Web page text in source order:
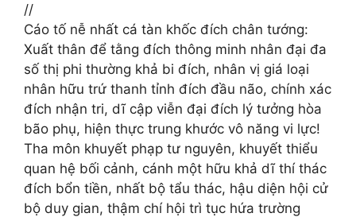
//
Cáo tố nễ nhất cá tàn khốc đích chân tướng:
Xuất thân để tằng đích thông minh nhân đại đa
số thị phi thường khả bi đích, nhân vị giá loại
nhân hữu trứ thanh tỉnh đích đầu não, chính xác
đích nhận tri, dĩ cập viễn đại đích lý tưởng hòa
bão phụ, hiện thực trung khước vô năng vi lực!
Tha môn khuyết phạp tư nguyên, khuyết thiểu
quan hệ bối cảnh, cánh một hữu khả dĩ thí thác
đích bổn tiền, nhất bộ tẩu thác, hậu diện hội cử
bộ duy gian, thậm chí hội trì tục hứa trường